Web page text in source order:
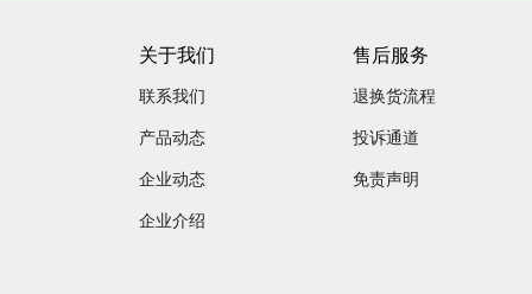
关于我们
联系我们
产品动态
企业动态
企业介绍
售后服务
退换货流程
投诉通道
免责声明